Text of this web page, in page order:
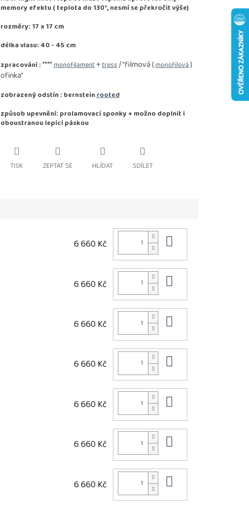
memory efektu ( teplota do 130°, nesmí se překročit výše)
rozměry: 17 x 17 cm
délka vlasu: 40 - 45 cm
zpracování :****monofilament+tress/ "filmová (monofilová)
ofinka"
zobrazený odstín : bernsteinrooted
způsob upevnění: prolamovací sponky + možno doplnit i
oboustranou lepící páskou
TISK ZEPTAT SE HLÍDAT SDÍLET
6 660 Kč
6 660 Kč
6 660 Kč
6 660 Kč
6 660 Kč
6 660 Kč
6 660 Kč